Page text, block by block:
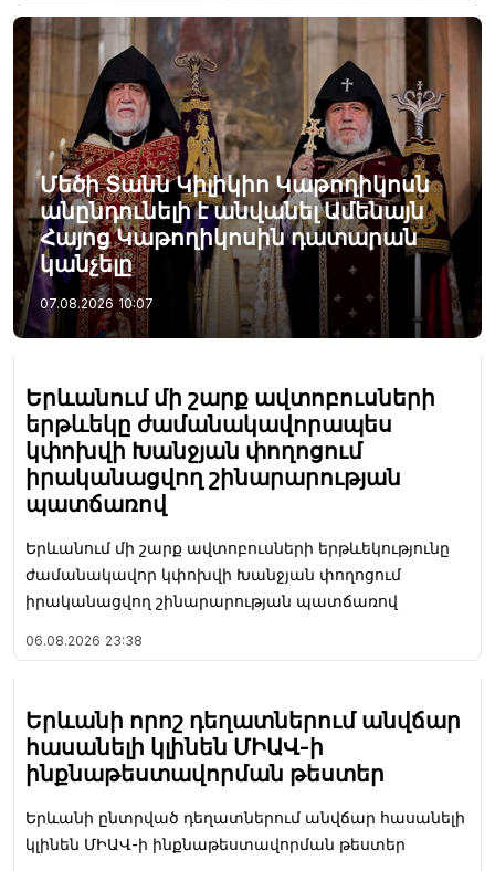
Մեծի Տանն Կիլիկիո Կաթողիկոսն
անընդունելի է անվանել Ամենայն
Հայոց Կաթողիկոսին դատարան
կանչելը
07.08.2026 10:07
Երևանում մի շարք ավտոբուսների
երթևեկը ժամանակավորապես
կփոխվի Խանջյան փողոցում
իրականացվող շինարարության
պատճառով
Երևանում մի շարք ավտոբուսների երթևեկությունը
ժամանակավոր կփոխվի Խանջյան փողոցում
իրականացվող շինարարության պատճառով
06.08.2026 23:38
Երևանի որոշ դեղատներում անվճար
հասանելի կլինեն ՄԻԱՎ-ի
ինքնաթեստավորման թեստեր
Երևանի ընտրված դեղատներում անվճար հասանելի
կլինեն ՄԻԱՎ-ի ինքնաթեստավորման թեստեր